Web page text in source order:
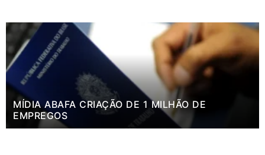
MÍDIA ABAFA CRIAÇÃO DE 1 MILHÃO DE
EMPREGOS